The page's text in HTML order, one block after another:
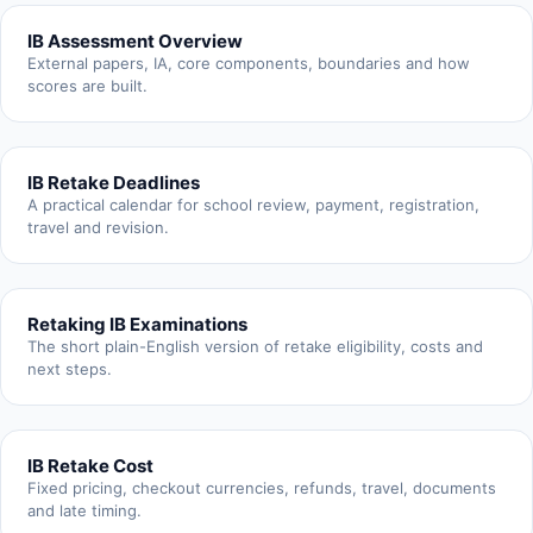
IB Assessment Overview
External papers, IA, core components, boundaries and how
scores are built.
IB Retake Deadlines
A practical calendar for school review, payment, registration,
travel and revision.
Retaking IB Examinations
The short plain-English version of retake eligibility, costs and
next steps.
IB Retake Cost
Fixed pricing, checkout currencies, refunds, travel, documents
and late timing.